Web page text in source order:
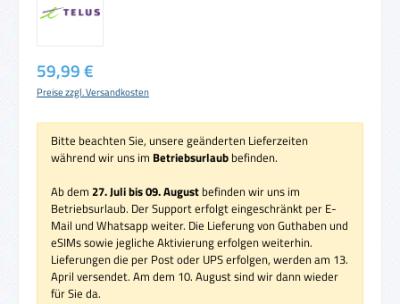
Regulärer Preis:
59,99 €
Preise zzgl. Versandkosten
Bitte beachten Sie, unsere geänderten Lieferzeiten
während wir uns im Betriebsurlaub befinden.
Ab dem 27. Juli bis 09. August befinden wir uns im
Betriebsurlaub. Der Support erfolgt eingeschränkt per E-
Mail und Whatsapp weiter. Die Lieferung von Guthaben und
eSIMs sowie jegliche Aktivierung erfolgen weiterhin.
Lieferungen die per Post oder UPS erfolgen, werden am 13.
April versendet. Am dem 10. August sind wir dann wieder
für Sie da.